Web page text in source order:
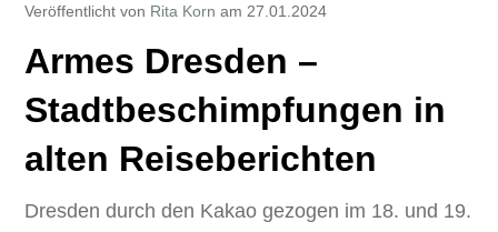
Veröffentlicht von Rita Korn am 27.01.2024
Armes Dresden –
Stadtbeschimpfungen in
alten Reiseberichten
Dresden durch den Kakao gezogen im 18. und 19.